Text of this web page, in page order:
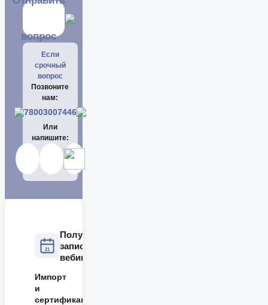
вопрос
Если
срочный
вопрос
Позвоните
нам:
78003007446
Или
напишите:
21
Получите
запись
вебинара
Импорт
и
сертификация